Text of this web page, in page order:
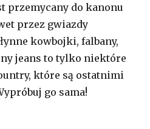
przemycany do kanonu
przez gwiazdy
kowbojki, falbany,
jeans to tylko niektóre
które są ostatnimi
go sama!